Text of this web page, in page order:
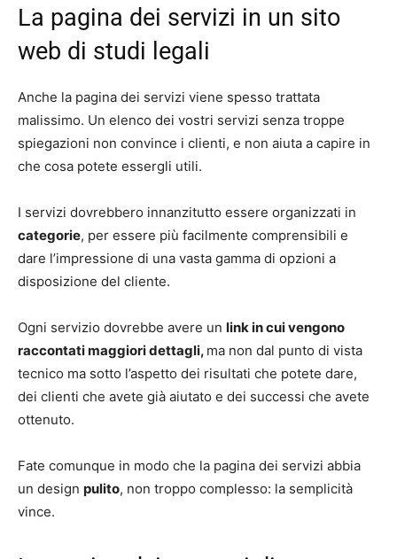
La pagina dei servizi in un sito
web di studi legali
Anche la pagina dei servizi viene spesso trattata
malissimo. Un elenco dei vostri servizi senza troppe
spiegazioni non convince i clienti, e non aiuta a capire in
che cosa potete essergli utili.
I servizi dovrebbero innanzitutto essere organizzati in
categorie, per essere più facilmente comprensibili e
dare l’impressione di una vasta gamma di opzioni a
disposizione del cliente.
Ogni servizio dovrebbe avere un link in cui vengono
raccontati maggiori dettagli, ma non dal punto di vista
tecnico ma sotto l’aspetto dei risultati che potete dare,
dei clienti che avete già aiutato e dei successi che avete
ottenuto.
Fate comunque in modo che la pagina dei servizi abbia
un design pulito, non troppo complesso: la semplicità
vince.